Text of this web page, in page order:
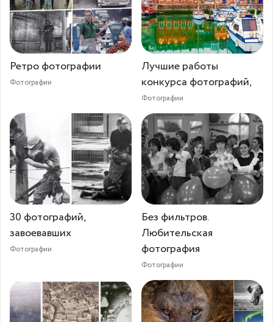
Ретро фотографии
Фотографии
Лучшие работы
конкурса фотографий,
Фотографии
30 фотографий,
завоевавших
Фотографии
Без фильтров.
Любительская
фотография
Фотографии